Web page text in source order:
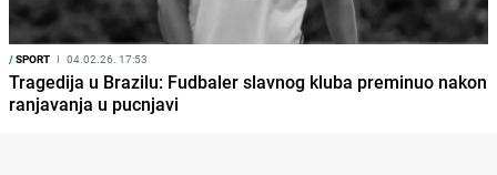
/SPORT I 04.02.26. 17:53
Tragedija u Brazilu: Fudbaler slavnog kluba preminuo nakon
ranjavanja u pucnjavi